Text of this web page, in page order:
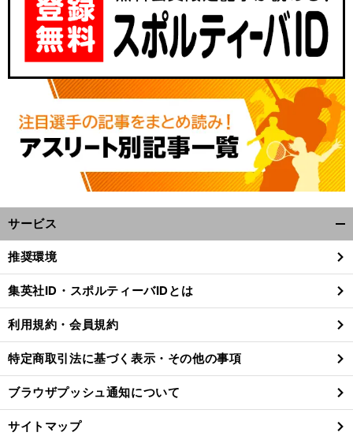
仙
。
積
」
攻
」
サービス
閉
る
推奨環境
集英社ID・スポルティーバIDとは
利用規約・会員規約
特定商取引法に基づく表示・その他の事項
ブラウザプッシュ通知について
サイトマップ